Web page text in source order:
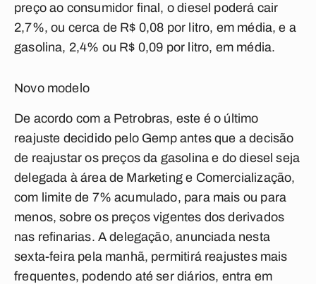
preço ao consumidor final, o diesel poderá cair
2,7%, ou cerca de R$ 0,08 por litro, em média, e a
gasolina, 2,4% ou R$ 0,09 por litro, em média.
Novo modelo
De acordo com a Petrobras, este é o último
reajuste decidido pelo Gemp antes que a decisão
de reajustar os preços da gasolina e do diesel seja
delegada à área de Marketing e Comercialização,
com limite de 7% acumulado, para mais ou para
menos, sobre os preços vigentes dos derivados
nas refinarias. A delegação, anunciada nesta
sexta-feira pela manhã, permitirá reajustes mais
frequentes, podendo até ser diários, entra em